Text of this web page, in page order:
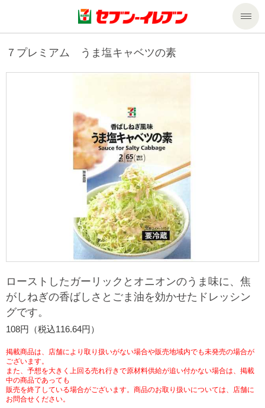
商品のご案内
セブンプレミアム
食の安全・安心への取組み
ギフト
プリペイドカード・金券
ニンテンドー・ダウンロードカード
マルチコピー機でできること
マルチコピー機でできることトップ
コピー
プリント
スキャン
ファクス
宅配便
切手・はがき・印紙
セブン銀行ATM
ご利用可能なお支払い方法
チケットサービス
セブンチケット
イープラス
セブン‐イレブンでお受取り
セブンネットショッピング
ニュースリリース
企業理念
会社概要
貸借対照表・損益計算書
沿革
サステナビリティ
サステナビリティトップ
セブン＆アイ・ホールディングスの重点課題
サステナビリティ活動基本方針
サステナビリティ推進体制
GREEN CHALLENGE 2050
加盟店オーナー募集 物件募集・購入
アルバイト情報
店舗検索
お問い合わせ
Language
７プレミアム うま塩キャベツの素
ローストしたガーリックとオニオンのうま味に、焦
がしねぎの香ばしさとごま油を効かせたドレッシン
グです。
108円（税込116.64円）
掲載商品は、店舗により取り扱いがない場合や販売地域内でも未発売の場合が
ございます。
また、予想を大きく上回る売れ行きで原材料供給が追い付かない場合は、掲載
中の商品であっても
販売を終了している場合がございます。商品のお取り扱いについては、店舗に
お問合せください。